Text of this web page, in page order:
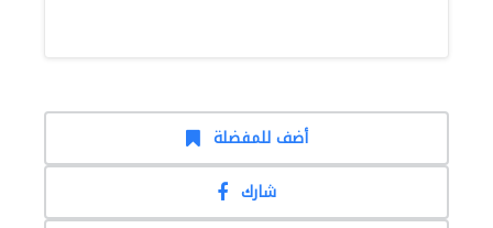
أضف للمفضلة
شارك